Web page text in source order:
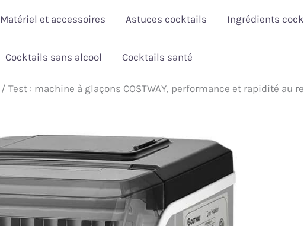
Matériel et accessoires Astuces cocktails Ingrédients
Cocktails sans alcool Cocktails santé
Test : machine à glaçons COSTWAY, performance et rapidité au